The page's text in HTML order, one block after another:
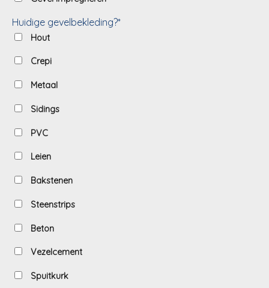
Huidige gevelbekleding?*
Hout
Crepi
Metaal
Sidings
PVC
Leien
Bakstenen
Steenstrips
Beton
Vezelcement
Spuitkurk